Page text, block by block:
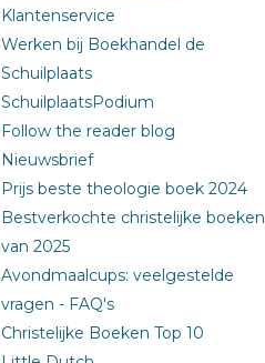
Klantenservice
Werken bij Boekhandel de
Schuilplaats
SchuilplaatsPodium
Follow the reader blog
Nieuwsbrief
Prijs beste theologie boek 2024
Bestverkochte christelijke boeken
van 2025
Avondmaalcups: veelgestelde
vragen - FAQ's
Christelijke Boeken Top 10